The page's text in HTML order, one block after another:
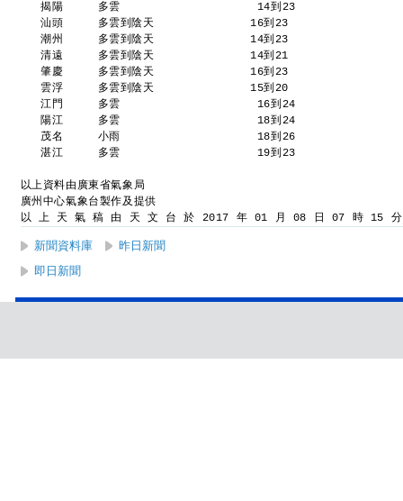
   揭陽     多雲                    14到23
   汕頭     多雲到陰天              16到23
   潮州     多雲到陰天              14到23
   清遠     多雲到陰天              14到21
   肇慶     多雲到陰天              16到23
   雲浮     多雲到陰天              15到20
   江門     多雲                    16到24
   陽江     多雲                    18到24
   茂名     小雨                    18到26
   湛江     多雲                    19到23
以上資料由廣東省氣象局
廣州中心氣象台製作及提供
以 上 天 氣 稿 由 天 文 台 於 2017 年 01 月 08 日 07 時 15
新聞資料庫
昨日新聞
即日新聞